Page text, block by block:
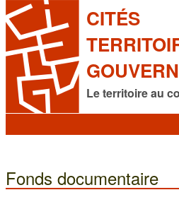
CITÉS
Le territoire au
Fonds documentaire